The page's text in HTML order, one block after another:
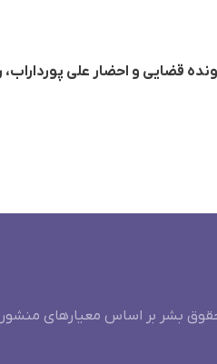
قضایی و احضار علی پورداراب،
بشر بر اساس معیارهای